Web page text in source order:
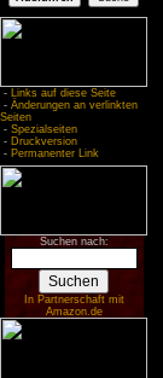
- Links auf diese Seite
- Änderungen an verlinkten
Seiten
- Spezialseiten
- Druckversion
- Permanenter Link
Suchen nach:
In Partnerschaft mit
Amazon.de